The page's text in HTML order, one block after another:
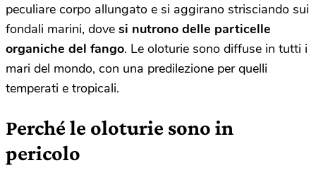
peculiare corpo allungato e si aggirano strisciando sui
fondali marini, dove si nutrono delle particelle
organiche del fango. Le oloturie sono diffuse in tutti i
mari del mondo, con una predilezione per quelli
temperati e tropicali.
Perché le oloturie sono in
pericolo